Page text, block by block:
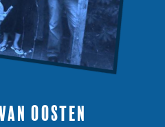
Oosten